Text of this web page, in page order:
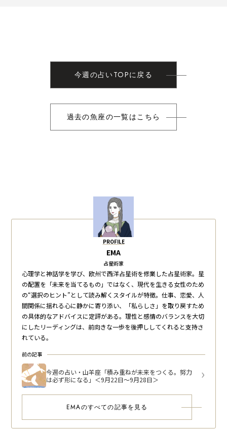
今週の占いTOPに戻る
過去の魚座の一覧はこちら
PROFILE
EMA
占星術家
心理学と神話学を学び、欧州で西洋占星術を修業した占星術家。星
の配置を「未来を当てるもの」ではなく、現代を生きる女性のため
の“選択のヒント”として読み解くスタイルが特徴。仕事、恋愛、人
間関係に揺れる心に静かに寄り添い、「私らしさ」を取り戻すため
の具体的なアドバイスに定評がある。理性と感情のバランスを大切
にしたリーディングは、前向きな一歩を後押ししてくれると支持さ
れている。
前の記事
今週の占い・山羊座「積み重ねが未来をつくる。努力
は必ず形になる」＜9月22日～9月28日＞
EMAのすべての記事を見る